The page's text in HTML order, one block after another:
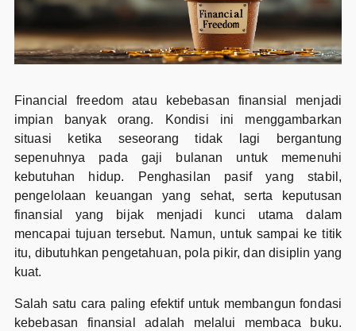
Financial freedom atau kebebasan finansial menjadi
impian banyak orang. Kondisi ini menggambarkan
situasi ketika seseorang tidak lagi bergantung
sepenuhnya pada gaji bulanan untuk memenuhi
kebutuhan hidup. Penghasilan pasif yang stabil,
pengelolaan keuangan yang sehat, serta keputusan
finansial yang bijak menjadi kunci utama dalam
mencapai tujuan tersebut. Namun, untuk sampai ke titik
itu, dibutuhkan pengetahuan, pola pikir, dan disiplin yang
kuat.
Salah satu cara paling efektif untuk membangun fondasi
kebebasan finansial adalah melalui membaca buku.